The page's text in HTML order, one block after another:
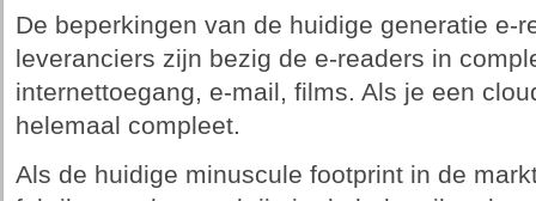
De beperkingen van de huidige generatie e-
leveranciers zijn bezig de e-readers in
internettoegang, e-mail, films. Als je een
helemaal compleet.
Als de huidige minuscule footprint in de